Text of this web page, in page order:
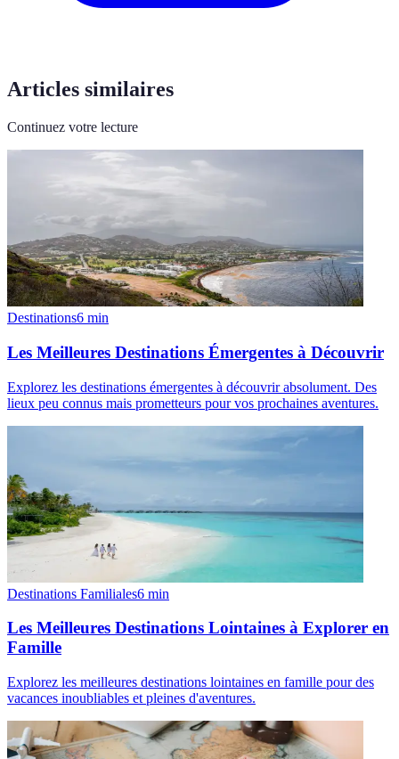
Articles similaires
Continuez votre lecture
Destinations6 min
Les Meilleures Destinations Émergentes à Découvrir
Explorez les destinations émergentes à découvrir absolument. Des
lieux peu connus mais prometteurs pour vos prochaines aventures.
Destinations Familiales6 min
Les Meilleures Destinations Lointaines à Explorer en
Famille
Explorez les meilleures destinations lointaines en famille pour des
vacances inoubliables et pleines d'aventures.